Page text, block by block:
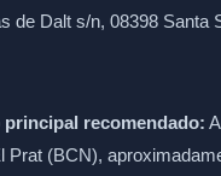
de Dalt s/n, 08398 Santa
recomendado:
Prat (BCN),